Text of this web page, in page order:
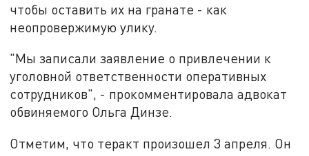
чтобы оставить их на гранате - как
неопровержимую улику.
"Мы записали заявление о привлечении к
уголовной ответственности оперативных
сотрудников", - прокомментировала адвокат
обвиняемого Ольга Динзе.
Отметим, что теракт произошел 3 апреля. Он